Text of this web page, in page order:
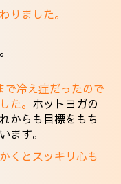
りました。
で冷え症だったので
た。 ホットヨガの
からも目標をもち
ます。
くとスッキリ心も